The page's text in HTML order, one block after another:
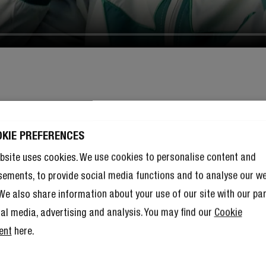
PREFERENCES
uses cookies. We use cookies to personalise content and
to provide social media functions and to analyse our
also share information about your use of our site with our
media, advertising and analysis. You may find our Cookie
here.